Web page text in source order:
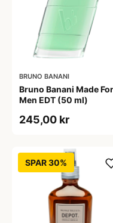
BRUNO BANANI
Bruno Banani Made For
Men EDT (50 ml)
245,00 kr
SPAR 30%